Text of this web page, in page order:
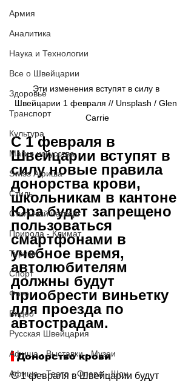
Армия
Аналитика
Наука и Технологии
Все о Швейцарии
Здоровье
Транспорт
Культура
Магия искусства
Swiss Афиша
Стиль
Стильный четверг
Природа - Климат
Туризм
Спорт
Фото
Видео
Русская Швейцария
Афиша - Выставки - Музеи
Афиша - Театр - Опера - Шоу
Эти изменения вступят в силу в
Швейцарии 1 февраля // Unsplash / Glen
Carrie
С 1 февраля в
Швейцарии вступят в
силу новые правила
донорства крови,
школьникам в кантоне
Юра будет запрещено
пользоваться
смартфонами в
учебное время,
автолюбителям
должны будут
приобрести виньетку
для проезда по
автострадам.
Донорство крови
С 1 февраля в Швейцарии будут